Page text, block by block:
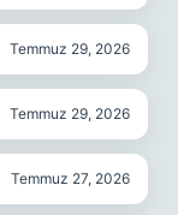
Temmuz 29, 2026
Temmuz 29, 2026
Temmuz 27, 2026